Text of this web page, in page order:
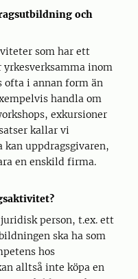
och
som har ett
inom
ofta i annan form än
handla om
exkursioner
kallar vi
uppdragsgivaren,
en enskild firma.
person, t.ex. ett
ska ha som
hos
alltså inte köpa en